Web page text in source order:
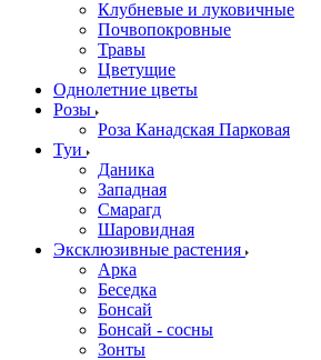
Клубневые и луковичные
Почвопокровные
Травы
Цветущие
Однолетние цветы
Розы
Роза Канадская Парковая
Туи
Даника
Западная
Смарагд
Шаровидная
Эксклюзивные растения
Арка
Беседка
Бонсай
Бонсай - сосны
Зонты